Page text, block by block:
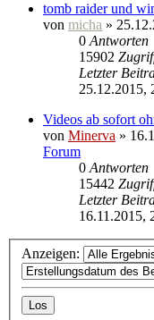
tomb raider und
von micha »
0 Antworten
15902
Letzter
25.12.2015,
Videos ab sofort
von Minerva »
Forum
0 Antworten
15442
Letzter
16.11.2015,
Anzeigen: